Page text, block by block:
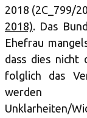
2018 (2C_799/
2018). Das
Ehefrau
dass dies nicht
folglich das
werden
Unklarheiten/